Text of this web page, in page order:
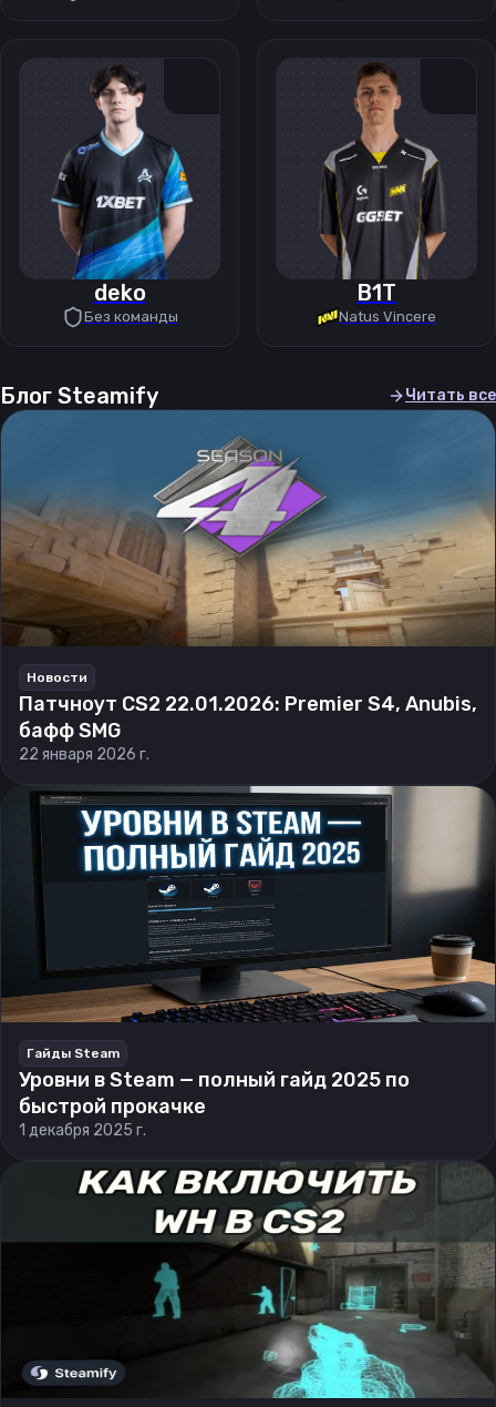
deko
Без команды
B1T
Natus Vincere
Блог Steamify Читать все
Новости
Патчноут CS2 22.01.2026: Premier S4, Anubis,
бафф SMG
22 января 2026 г.
Гайды Steam
Уровни в Steam — полный гайд 2025 по
быстрой прокачке
1 декабря 2025 г.